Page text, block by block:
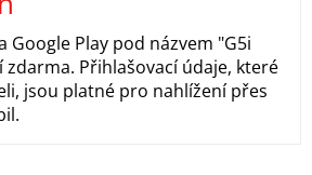
Google Play pod názvem "G5i
zdarma. Přihlašovací údaje, které
jsou platné pro nahlížení přes